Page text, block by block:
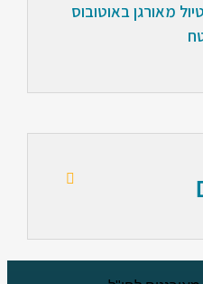
מאורגן באוטובוס